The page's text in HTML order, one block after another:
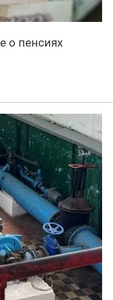
о пенсиях